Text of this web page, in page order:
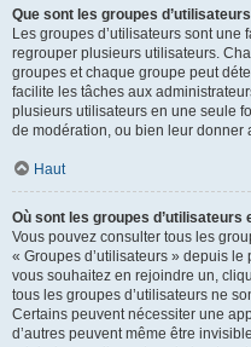
Que sont les groupes
Les groupes d’utilisateurs sont
regrouper plusieurs utilisateurs.
groupes et chaque groupe peut
facilite les tâches aux
plusieurs utilisateurs en une seule
de modération, ou bien leur donner
Haut
Où sont les groupes
Vous pouvez consulter tous les
« Groupes d’utilisateurs » depuis le
vous souhaitez en rejoindre un,
tous les groupes d’utilisateurs ne
Certains peuvent nécessiter une
d’autres peuvent même être